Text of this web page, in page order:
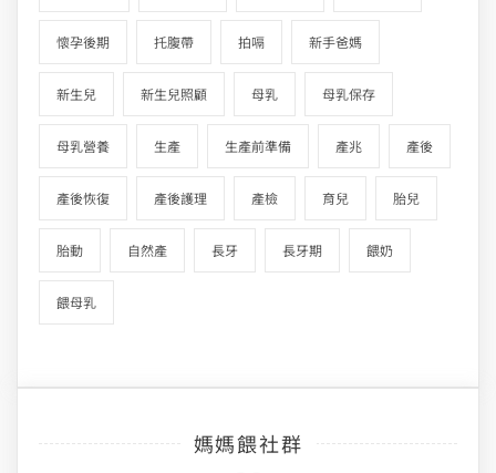
懷孕後期 托腹帶 拍嗝 新手爸媽
新生兒 新生兒照顧 母乳 母乳保存
母乳營養 生產 生產前準備 產兆 產後
產後恢復 產後護理 產檢 育兒 胎兒
胎動 自然產 長牙 長牙期 餵奶
餵母乳
媽媽餵社群